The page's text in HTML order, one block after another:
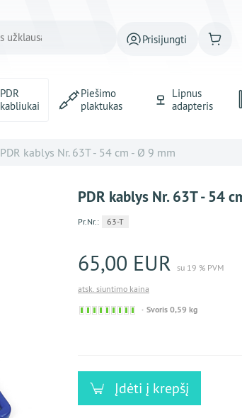
Prisijungti
PDR
kabliukai
Piešimo
plaktukas
Lipnus
adapteris
PDR kablys Nr. 63T - 54 cm - Ø 9 mm
PDR kablys Nr. 63T - 54
Pr.Nr.: 63-T
65,00 EUR su 19 % PVM
atsk. siuntimo kaina
Sofort
Svoris 0,59 kg
Įdėti į krepšį